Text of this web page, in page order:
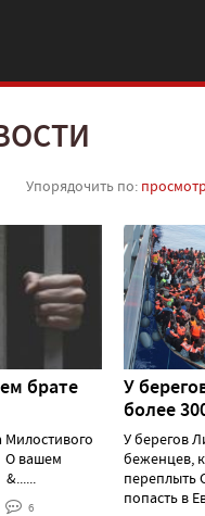
Упорядочить по:
брате
О вашем
6
У
более
У берегов
беженцев,
переплыть
попасть в